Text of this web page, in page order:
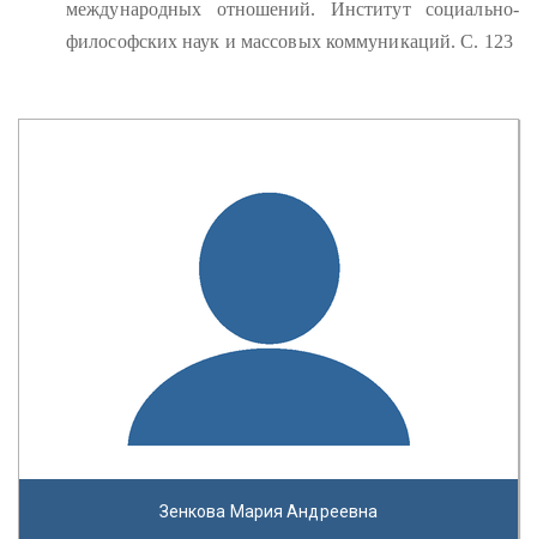
международных отношений. Институт социально-
философских наук и массовых коммуникаций. С. 123
Зенкова Мария Андреевна